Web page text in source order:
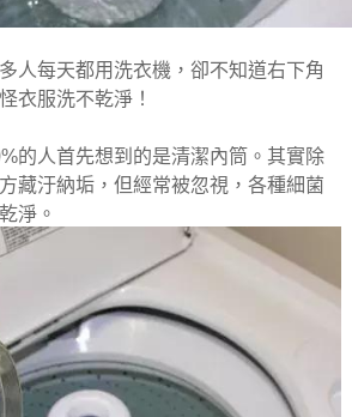
人每天都用洗衣機，卻不知道右下角
衣服洗不乾淨！
的人首先想到的是清潔內筒。其實除
藏汙納垢，但經常被忽視，各種細菌
淨。